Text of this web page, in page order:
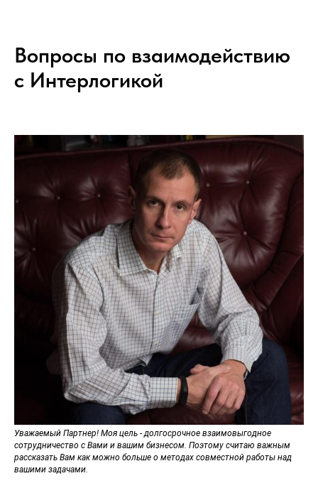
Вопросы по взаимодействию
с Интерлогикой
Уважаемый Партнер! Моя цель - долгосрочное взаимовыгодное
сотрудничество с Вами и вашим бизнесом. Поэтому считаю важным
рассказать Вам как можно больше о методах совместной работы над
вашими задачами.